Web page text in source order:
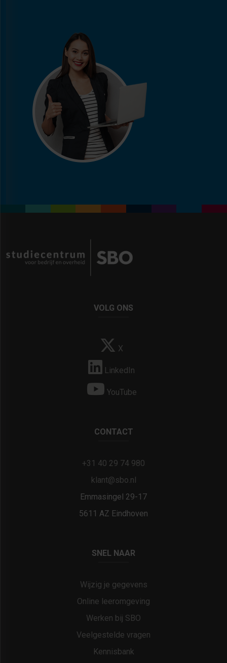
VOLG ONS
X
LinkedIn
YouTube
CONTACT
+31 40 29 74 980
klant@sbo.nl
Emmasingel 29-17
5611 AZ Eindhoven
SNEL NAAR
Wijzig je gegevens
Online leeromgeving
Werken bij SBO
Veelgestelde vragen
Kennisbank